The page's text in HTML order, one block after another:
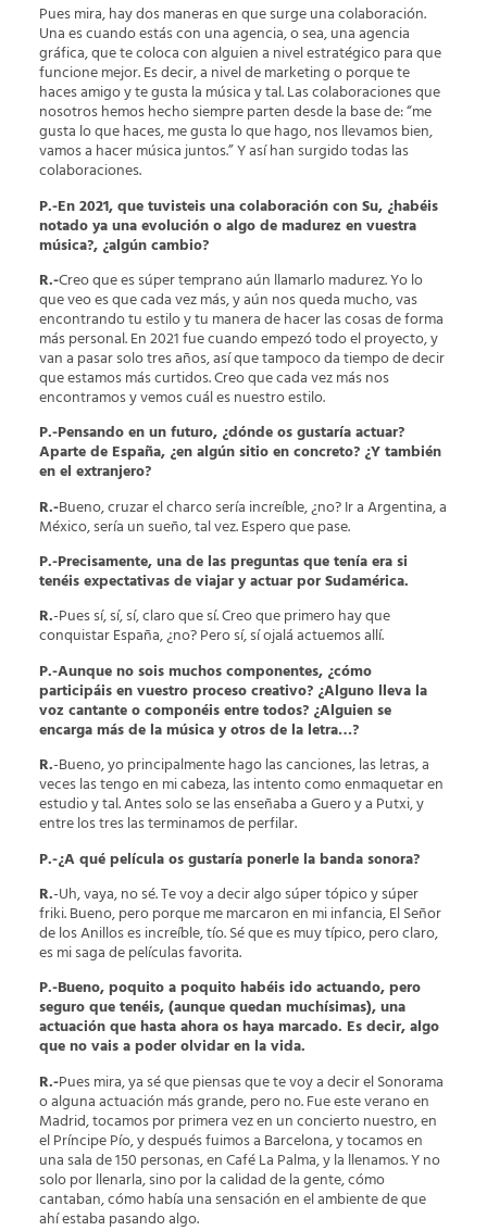
Pues mira, hay dos maneras en que surge una colaboración.
Una es cuando estás con una agencia, o sea, una agencia
gráfica, que te coloca con alguien a nivel estratégico para que
funcione mejor. Es decir, a nivel de marketing o porque te
haces amigo y te gusta la música y tal. Las colaboraciones que
nosotros hemos hecho siempre parten desde la base de: “me
gusta lo que haces, me gusta lo que hago, nos llevamos bien,
vamos a hacer música juntos.” Y así han surgido todas las
colaboraciones.
P.-En 2021, que tuvisteis una colaboración con Su, ¿habéis
notado ya una evolución o algo de madurez en vuestra
música?, ¿algún cambio?
R.-Creo que es súper temprano aún llamarlo madurez. Yo lo
que veo es que cada vez más, y aún nos queda mucho, vas
encontrando tu estilo y tu manera de hacer las cosas de forma
más personal. En 2021 fue cuando empezó todo el proyecto, y
van a pasar solo tres años, así que tampoco da tiempo de decir
que estamos más curtidos. Creo que cada vez más nos
encontramos y vemos cuál es nuestro estilo.
P.-Pensando en un futuro, ¿dónde os gustaría actuar?
Aparte de España, ¿en algún sitio en concreto? ¿Y también
en el extranjero?
R.-Bueno, cruzar el charco sería increíble, ¿no? Ir a Argentina, a
México, sería un sueño, tal vez. Espero que pase.
P.-Precisamente, una de las preguntas que tenía era si
tenéis expectativas de viajar y actuar por Sudamérica.
R.-Pues sí, sí, sí, claro que sí. Creo que primero hay que
conquistar España, ¿no? Pero sí, sí ojalá actuemos allí.
P.-Aunque no sois muchos componentes, ¿cómo
participáis en vuestro proceso creativo? ¿Alguno lleva la
voz cantante o componéis entre todos? ¿Alguien se
encarga más de la música y otros de la letra…?
R.-Bueno, yo principalmente hago las canciones, las letras, a
veces las tengo en mi cabeza, las intento como enmaquetar en
estudio y tal. Antes solo se las enseñaba a Guero y a Putxi, y
entre los tres las terminamos de perfilar.
P.-¿A qué película os gustaría ponerle la banda sonora?
R.-Uh, vaya, no sé. Te voy a decir algo súper tópico y súper
friki. Bueno, pero porque me marcaron en mi infancia, El Señor
de los Anillos es increíble, tío. Sé que es muy típico, pero claro,
es mi saga de películas favorita.
P.-Bueno, poquito a poquito habéis ido actuando, pero
seguro que tenéis, (aunque quedan muchísimas), una
actuación que hasta ahora os haya marcado. Es decir, algo
que no vais a poder olvidar en la vida.
R.-Pues mira, ya sé que piensas que te voy a decir el Sonorama
o alguna actuación más grande, pero no. Fue este verano en
Madrid, tocamos por primera vez en un concierto nuestro, en
el Príncipe Pío, y después fuimos a Barcelona, y tocamos en
una sala de 150 personas, en Café La Palma, y la llenamos. Y no
solo por llenarla, sino por la calidad de la gente, cómo
cantaban, cómo había una sensación en el ambiente de que
ahí estaba pasando algo.